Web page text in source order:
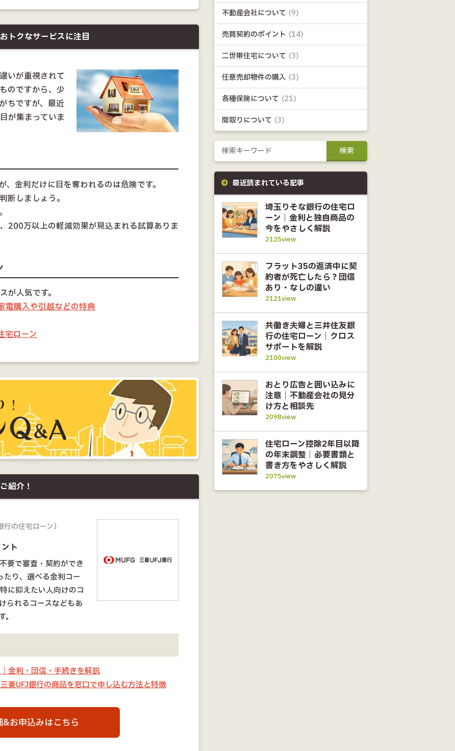
トクなサービスに注目
いが重視されて
のですから、少
ちですが、最近
が集まっていま
金利だけに目を奪われるのは危険です。
断しましょう。
200万以上の軽減効果が見込まれる試算ありま
が人気です。
電購入や引越などの特典
宅ローン
紹介！
行の住宅ローン）
ト
要で審査・契約ができ
たり、選べる金利コー
に抑えたい人向けのコ
られるコースなどもあ
金利・団信・手続きを解説
菱UFJ銀行の商品を窓口で申し込む方法と特徴
&お申込みはこちら
不動産会社について (9)
売買契約のポイント (14)
二世帯住宅について (3)
任意売却物件の購入 (3)
各種保険について (21)
間取りについて (3)
最近読まれている記事
埼玉りそな銀行の住宅ロ
ーン｜金利と独自商品の
今をやさしく解説
2125view
フラット35の返済中に契
約者が死亡したら？団信
あり・なしの違い
2121view
共働き夫婦と三井住友銀
行の住宅ローン｜クロス
サポートを解説
2100view
おとり広告と囲い込みに
注意｜不動産会社の見分
け方と相談先
2098view
住宅ローン控除2年目以降
の年末調整｜必要書類と
書き方をやさしく解説
2075view